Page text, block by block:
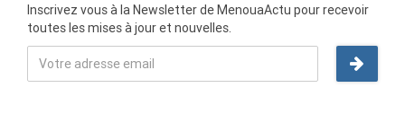
Inscrivez vous à la Newsletter de MenouaActu pour recevoir
toutes les mises à jour et nouvelles.